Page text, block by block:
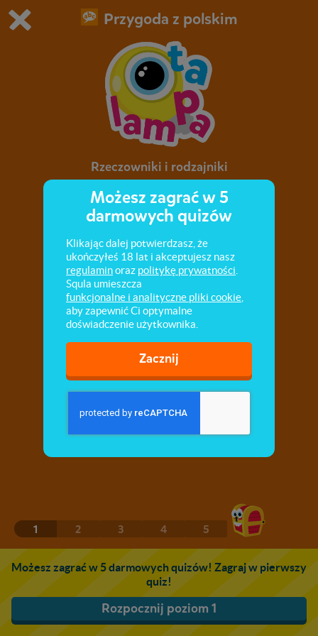
Grasz w wersję demonstracyjną Squli
Kup teraz!
0 1
Przygoda z polskim
Rzeczowniki i rodzajniki
Rodzajniki "ta", "ten", "to", występujące z
rzeczownikami.
1 2 3 4 5
Możesz zagrać w 5 darmowych quizów! Zagraj w pierwszy
quiz!
Rozpocznij poziom 1
Możesz zagrać w 5
darmowych quizów
Klikając dalej potwierdzasz, że
ukończyłeś 18 lat i akceptujesz nasz
regulaminoraz politykę prywatności
Squla umieszcza
funkcjonalne i analityczne pliki cookie
aby zapewnić Ci optymalne
doświadczenie użytkownika.
Zacznij